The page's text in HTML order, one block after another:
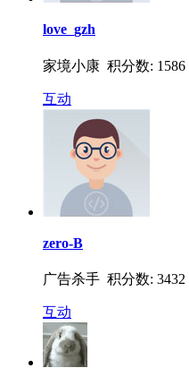
love_gzh
家境小康 积分数: 1586
互动
zero-B
广告杀手 积分数: 3432
互动